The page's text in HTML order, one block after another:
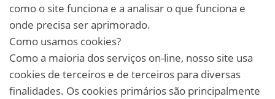
como o site funciona e a analisar o que funciona e
onde precisa ser aprimorado.
Como usamos cookies?
Como a maioria dos serviços on-line, nosso site usa
cookies de terceiros e de terceiros para diversas
finalidades. Os cookies primários são principalmente